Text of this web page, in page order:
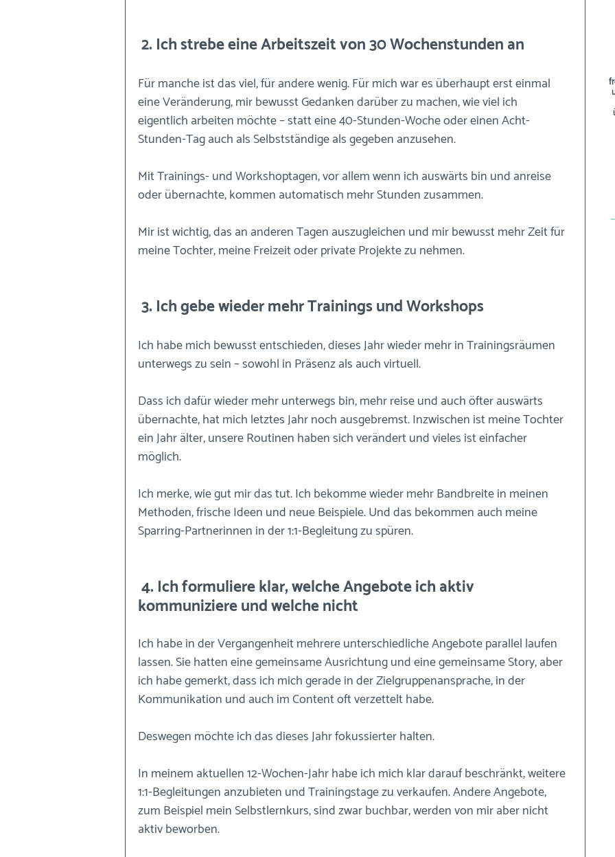
2. Ich strebe eine Arbeitszeit von 30 Wochenstunden an
Für manche ist das viel, für andere wenig. Für mich war es überhaupt erst einmal
eine Veränderung, mir bewusst Gedanken darüber zu machen, wie viel ich
eigentlich arbeiten möchte – statt eine 40-Stunden-Woche oder einen Acht-
Stunden-Tag auch als Selbstständige als gegeben anzusehen.
Mit Trainings- und Workshoptagen, vor allem wenn ich auswärts bin und anreise
oder übernachte, kommen automatisch mehr Stunden zusammen.
Mir ist wichtig, das an anderen Tagen auszugleichen und mir bewusst mehr Zeit für
meine Tochter, meine Freizeit oder private Projekte zu nehmen.
3. Ich gebe wieder mehr Trainings und Workshops
Ich habe mich bewusst entschieden, dieses Jahr wieder mehr in Trainingsräumen
unterwegs zu sein – sowohl in Präsenz als auch virtuell.
Dass ich dafür wieder mehr unterwegs bin, mehr reise und auch öfter auswärts
übernachte, hat mich letztes Jahr noch ausgebremst. Inzwischen ist meine Tochter
ein Jahr älter, unsere Routinen haben sich verändert und vieles ist einfacher
möglich.
Ich merke, wie gut mir das tut. Ich bekomme wieder mehr Bandbreite in meinen
Methoden, frische Ideen und neue Beispiele. Und das bekommen auch meine
Sparring-Partnerinnen in der 1:1-Begleitung zu spüren.
kommuniziere und welche nicht
Ich habe in der Vergangenheit mehrere unterschiedliche Angebote parallel laufen
lassen. Sie hatten eine gemeinsame Ausrichtung und eine gemeinsame Story, aber
ich habe gemerkt, dass ich mich gerade in der Zielgruppenansprache, in der
Kommunikation und auch im Content oft verzettelt habe.
Deswegen möchte ich das dieses Jahr fokussierter halten.
In meinem aktuellen 12-Wochen-Jahr habe ich mich klar darauf beschränkt, weitere
1:1-Begleitungen anzubieten und Trainingstage zu verkaufen. Andere Angebote,
zum Beispiel mein Selbstlernkurs, sind zwar buchbar, werden von mir aber nicht
aktiv beworben.